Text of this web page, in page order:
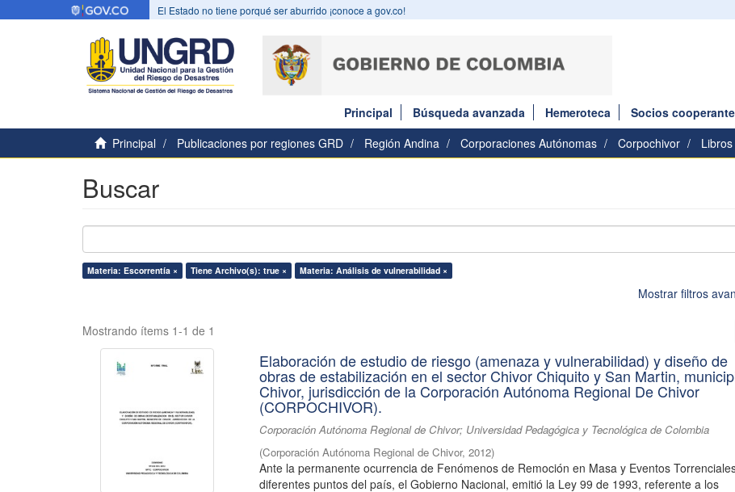
El Estado no tiene porqué ser aburrido ¡conoce a gov.co!
Principal Búsqueda avanzada Hemeroteca
Socios
Principal
Publicaciones por regiones GRD Región Andina Corporaciones Autónomas Corpochivor Libros
Buscar
Materia: Escorrentía × Tiene Archivo(s): true × Materia: Análisis de vulnerabilidad ×
Mostrar filtros
Mostrando ítems 1-1 de 1
Elaboración de estudio de riesgo (amenaza y vulnerabilidad) y diseño de
obras de estabilización en el sector Chivor Chiquito y San Martin,
Chivor, jurisdicción de la Corporación Autónoma Regional De Chivor
(CORPOCHIVOR).
Corporación Autónoma Regional de Chivor; Universidad Pedagógica y Tecnológica de Colombia
(Corporación Autónoma Regional de Chivor,2012)
Ante la permanente ocurrencia de Fenómenos de Remoción en Masa y Eventos
diferentes puntos del país, el Gobierno Nacional, emitió la Ley 99 de 1993, referente a los